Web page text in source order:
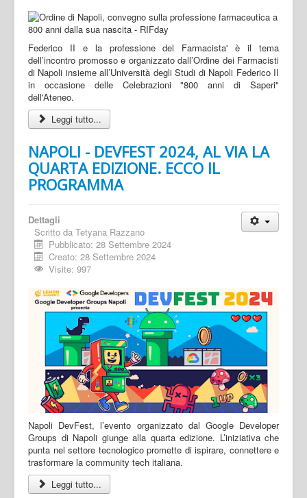
Federico II e la professione del Farmacista' è il tema
dell’incontro promosso e organizzato dall’Ordine dei Farmacisti
di Napoli insieme all’Università degli Studi di Napoli Federico II
in occasione delle Celebrazioni "800 anni di Saperi"
dell'Ateneo.
Leggi tutto...
NAPOLI - DEVFEST 2024, AL VIA LA
QUARTA EDIZIONE. ECCO IL
PROGRAMMA
Dettagli
Scritto da Tetyana Razzano
Pubblicato: 28 Settembre 2024
Creato: 28 Settembre 2024
Visite: 997
Napoli DevFest, l’evento organizzato dal Google Developer
Groups di Napoli giunge alla quarta edizione. L’iniziativa che
punta nel settore tecnologico promette di ispirare, connettere e
trasformare la community tech italiana.
Leggi tutto...